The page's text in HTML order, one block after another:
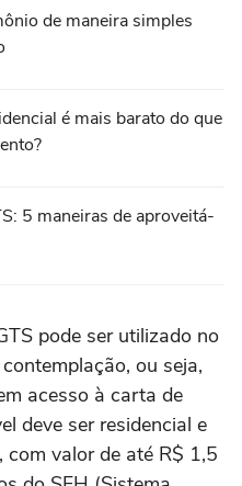
de maneira simples
é mais barato do que
5 maneiras de aproveitá-
pode ser utilizado no
ou seja,
acesso à carta de
deve ser residencial e
com valor de até R$ 1,5